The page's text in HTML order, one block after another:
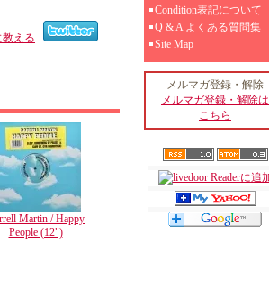
える
Martin / Happy
People (12")
Condition表記について
Q & A よくある質問集
Site Map
メルマガ登録・解除
メルマガ登録・解除は
こちら